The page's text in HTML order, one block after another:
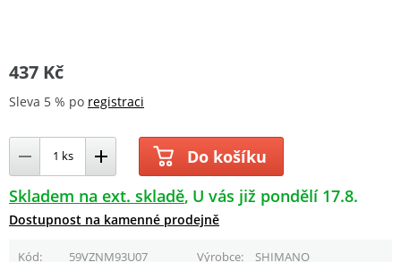
437 Kč
Sleva 5 % po registraci
Do košíku
Skladem na ext. skladě U vás již pondělí 17.8.
Dostupnost na kamenné prodejně
Kód 59VZNM93U07 Výrobce
SHIMANO